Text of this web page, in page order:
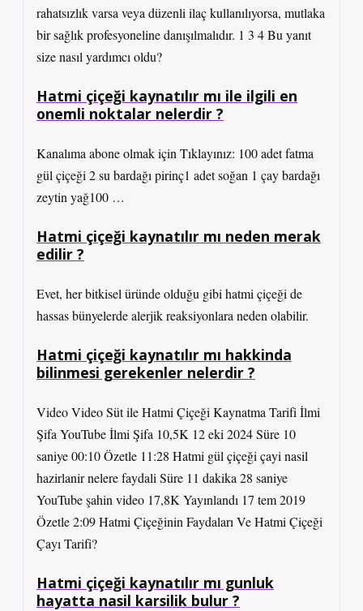
rahatsızlık varsa veya düzenli ilaç kullanılıyorsa, mutlaka
bir sağlık profesyoneline danışılmalıdır. 1 3 4 Bu yanıt
size nasıl yardımcı oldu?
Hatmi çiçeği kaynatılır mı ile ilgili en
onemli noktalar nelerdir ?
Kanalıma abone olmak için Tıklayınız: 100 adet fatma
gül çiçeği 2 su bardağı pirinç1 adet soğan 1 çay bardağı
zeytin yağ100 …
Hatmi çiçeği kaynatılır mı neden merak
edilir ?
Evet, her bitkisel üründe olduğu gibi hatmi çiçeği de
hassas bünyelerde alerjik reaksiyonlara neden olabilir.
Hatmi çiçeği kaynatılır mı hakkinda
bilinmesi gerekenler nelerdir ?
Video Video Süt ile Hatmi Çiçeği Kaynatma Tarifi İlmi
Şifa YouTube İlmi Şifa 10,5K 12 eki 2024 Süre 10
saniye 00:10 Özetle 11:28 Hatmi gül çiçeği çayi nasil
hazirlanir nelere faydali Süre 11 dakika 28 saniye
YouTube şahin video 17,8K Yayınlandı 17 tem 2019
Özetle 2:09 Hatmi Çiçeğinin Faydaları Ve Hatmi Çiçeği
Çayı Tarifi?
Hatmi çiçeği kaynatılır mı gunluk
hayatta nasil karsilik bulur ?